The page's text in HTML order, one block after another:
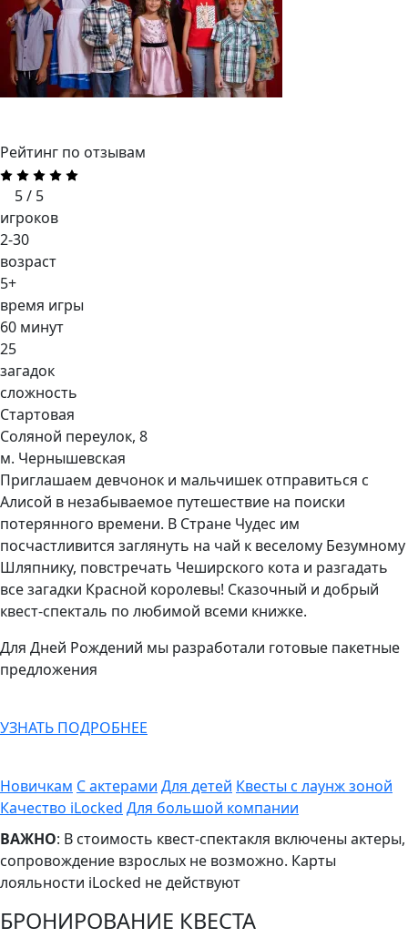
Рейтинг по отзывам
5 / 5
игроков
2-30
возраст
5+
время игры
60 минут
25
загадок
сложность
Стартовая
Соляной переулок, 8
м. Чернышевская
Приглашаем девчонок и мальчишек отправиться с
Алисой в незабываемое путешествие на поиски
потерянного времени. В Стране Чудес им
посчастливится заглянуть на чай к веселому Безумному
Шляпнику, повстречать Чеширского кота и разгадать
все загадки Красной королевы! Сказочный и добрый
квест-спекталь по любимой всеми книжке.
Для Дней Рождений мы разработали готовые пакетные
предложения
УЗНАТЬ ПОДРОБНЕЕ
Новичкам С актерами Для детей Квесты с лаунж зоной
Качество iLocked Для большой компании
ВАЖНО: В стоимость квест-спектакля включены актеры,
сопровождение взрослых не возможно. Карты
лояльности iLocked не действуют
БРОНИРОВАНИЕ КВЕСТА